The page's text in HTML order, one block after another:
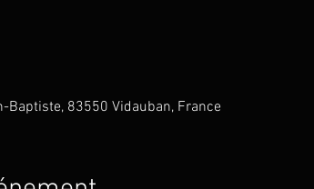
Baptiste, 83550 Vidauban, France